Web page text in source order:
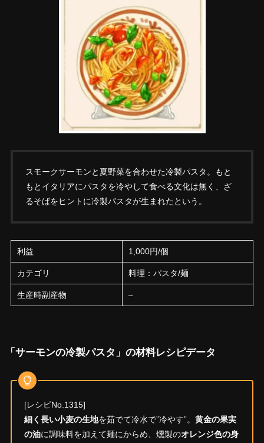
スモークサーモンと夏野菜を合わせた冷製パスタ。もと
もとイタリアにパスタを冷やして食べる文化は無く、ざ
るそばをヒントに冷製パスタが生まれたという。
利益 1,000円/個
カテゴリ 料理：パスタ/麺
生産時副産物 –
「サーモンの冷製パスタ」の材料レシピデータ
[レシピNo.1315]
細く長い小麦の生地を茹でて冷水で”冷やす”。 黄金の果実
の油に調味料を加えて麺にからめ、燻製のオレンジ色の身